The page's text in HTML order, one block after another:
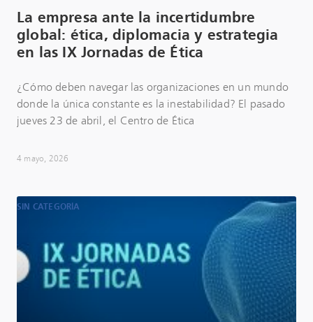
La empresa ante la incertidumbre
global: ética, diplomacia y estrategia
en las IX Jornadas de Ética
¿Cómo deben navegar las organizaciones en un mundo
donde la única constante es la inestabilidad? El pasado
jueves 23 de abril, el Centro de Ética
4 mayo, 2026
SIN CATEGORÍA